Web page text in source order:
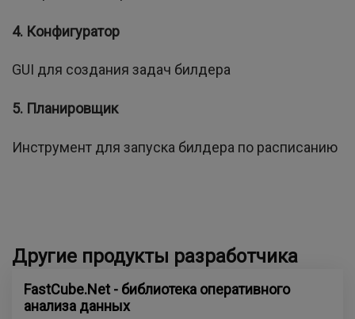
4. Конфигуратор
GUI для создания задач билдера
5. Планировщик
Инструмент для запуска билдера по расписанию
Другие продукты разработчика
FastCube.Net - библиотека оперативного
анализа данных